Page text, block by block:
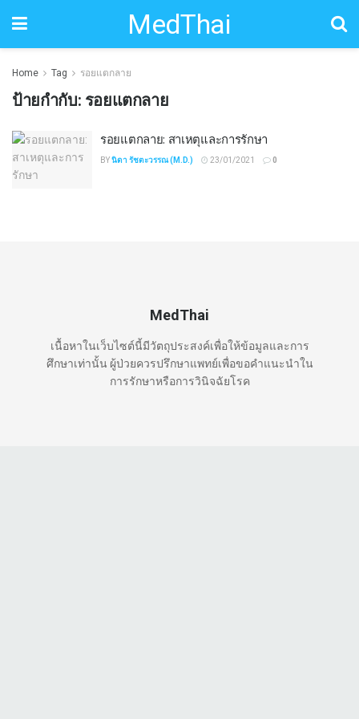
MedThai
Home Tag รอยแตกลาย
ป้ายกำกับ: รอยแตกลาย
รอยแตกลาย: สาเหตุและการรักษา
BYนิดา รัชตะวรรณ (M.D.) 23/01/2021 0
MedThai
เนื้อหาในเว็บไซต์นี้มีวัตถุประสงค์เพื่อให้ข้อมูลและการ
ศึกษาเท่านั้น ผู้ป่วยควรปรึกษาแพทย์เพื่อขอคำแนะนำใน
การรักษาหรือการวินิจฉัยโรค